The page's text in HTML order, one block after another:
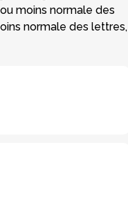
moins normale des
normale des lettres,